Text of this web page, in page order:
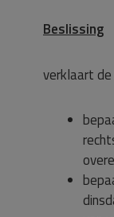
Beslissing
verklaart